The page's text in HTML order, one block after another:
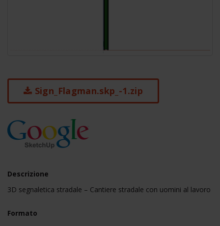
Sign_Flagman.skp_-1.zip
Descrizione
3D segnaletica stradale – Cantiere stradale con uomini al lavoro
Formato